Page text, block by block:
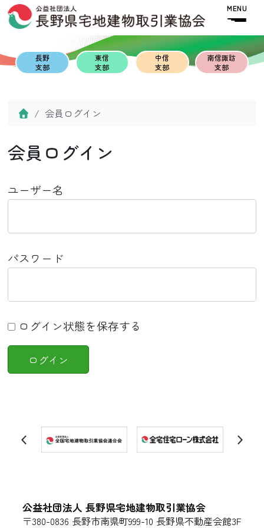
Skip to content
Skip to footer
長野
支部
東信
支部
中信
支部
南信諏訪
支部
Home会員ログイン
会員ログイン
ユーザー名
パスワード
ログイン状態を保存する
公益社団法人 長野県宅地建物取引業協会
〒380-0836 長野市南県町999-10 長野県不動産会館3F
MENU